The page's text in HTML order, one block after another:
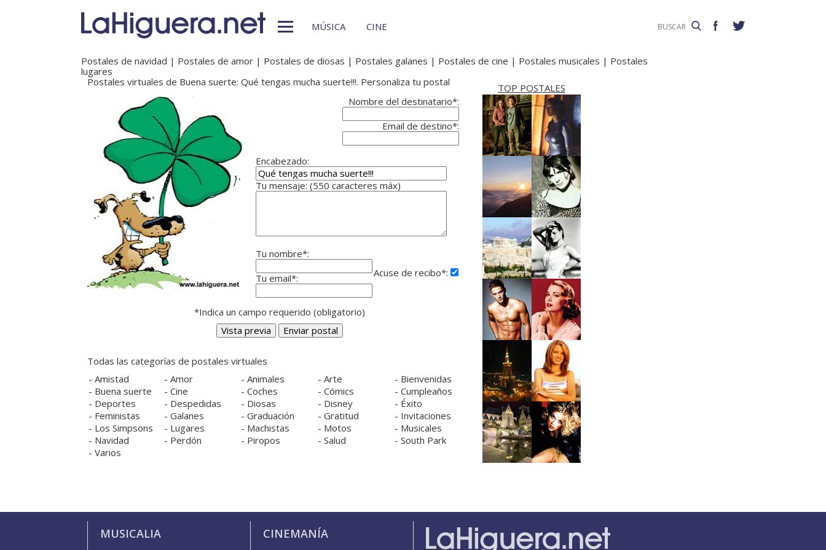
MÚSICA CINE
Postales de navidad | Postales de amor | Postales de diosas | Postales galanes | Postales de cine | Postales musicales | Postales
lugares
Postales virtuales de Buena suerte: Qué tengas mucha suerte!!!. Personaliza tu postal
Nombre del destinatario*:
Email de destino*:
Encabezado:
Tu mensaje: (550 caracteres máx)
Tu nombre*:
Acuse de recibo*:
Tu email*:
*Indica un campo requerido (obligatorio)
Todas las categorías de postales virtuales
- Amistad - Amor - Animales - Arte - Bienvenidas
- Buena suerte - Cine - Coches - Cómics - Cumpleaños
- Deportes - Despedidas - Diosas - Disney - Éxito
- Feministas - Galanes - Graduación - Gratitud - Invitaciones
- Los Simpsons - Lugares - Machistas - Motos - Musicales
- Navidad - Perdón - Piropos - Salud - South Park
- Varios
TOP POSTALES
MUSICALIA CINEMANÍA